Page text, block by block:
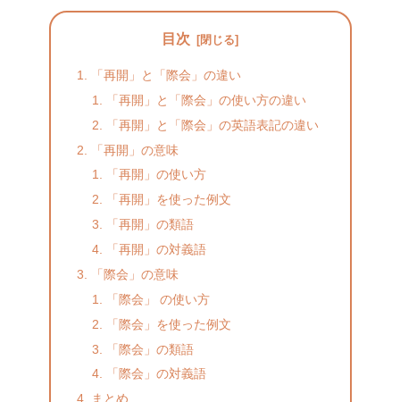
目次
「再開」と「際会」の違い
「再開」と「際会」の使い方の違い
「再開」と「際会」の英語表記の違い
「再開」の意味
「再開」の使い方
「再開」を使った例文
「再開」の類語
「再開」の対義語
「際会」の意味
「際会」 の使い方
「際会」を使った例文
「際会」の類語
「際会」の対義語
まとめ